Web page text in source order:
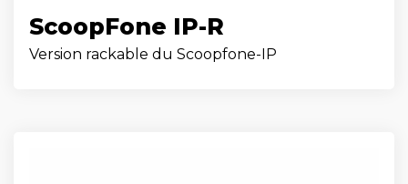
ScoopFone IP-R
Version rackable du Scoopfone-IP